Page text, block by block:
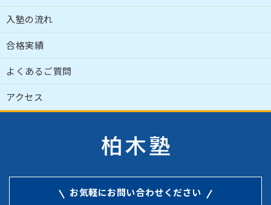
入塾の流れ
合格実績
よくあるご質問
アクセス
お気軽にお問い合わせください